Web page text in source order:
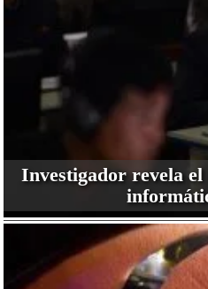
Investigador revela el